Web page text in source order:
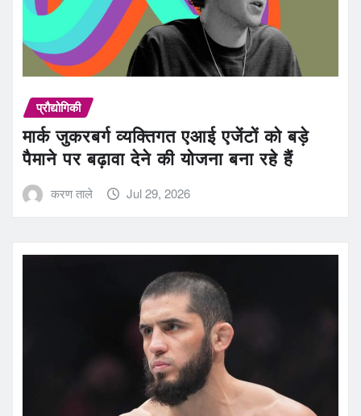
प्रौद्योगिकी
मार्क जुकरबर्ग व्यक्तिगत एआई एजेंटों को बड़े
पैमाने पर बढ़ावा देने की योजना बना रहे हैं
करण ताले Jul 29, 2026